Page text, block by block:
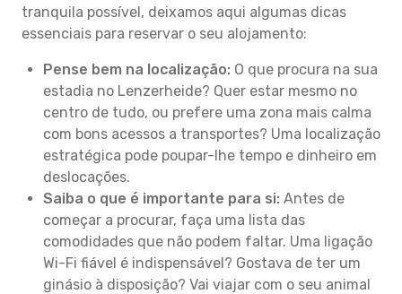
tranquila possível, deixamos aqui algumas dicas
essenciais para reservar o seu alojamento:
Pense bem na localização: O que procura na sua
estadia no Lenzerheide? Quer estar mesmo no
centro de tudo, ou prefere uma zona mais calma
com bons acessos a transportes? Uma localização
estratégica pode poupar-lhe tempo e dinheiro em
deslocações.
Saiba o que é importante para si: Antes de
começar a procurar, faça uma lista das
comodidades que não podem faltar. Uma ligação
Wi-Fi fiável é indispensável? Gostava de ter um
ginásio à disposição? Vai viajar com o seu animal